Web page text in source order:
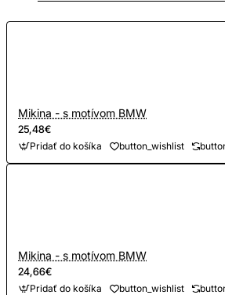
Mikina - s motívom BMW
25,48€
Pridať do košíka button_wishlist
Mikina - s motívom BMW
24,66€
Pridať do košíka button_wishlist